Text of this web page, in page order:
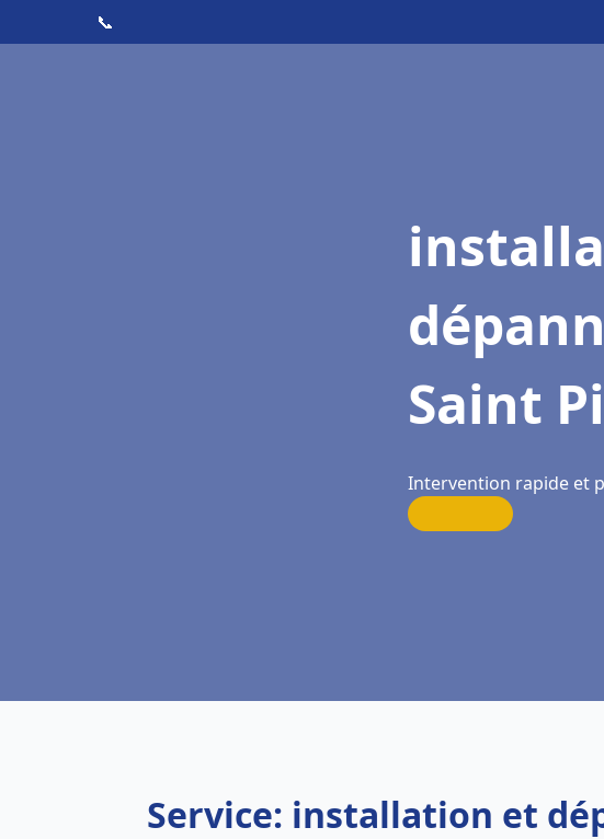
📞
Saint
Intervention rapide et
Service: installation et